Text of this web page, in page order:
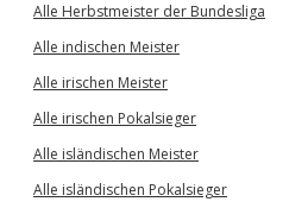
Alle Herbstmeister der Bundesliga
Alle indischen Meister
Alle irischen Meister
Alle irischen Pokalsieger
Alle isländischen Meister
Alle isländischen Pokalsieger